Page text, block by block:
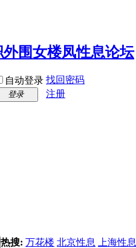
自动登录 找回密码
登录
注册
热搜: 万花楼 北京性息 上海性息